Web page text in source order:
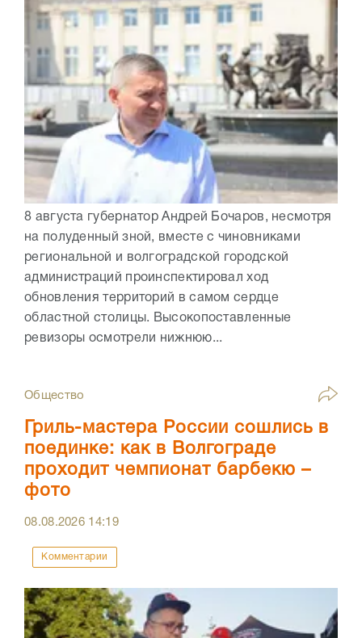
8 августа губернатор Андрей Бочаров, несмотря
на полуденный зной, вместе с чиновниками
региональной и волгоградской городской
администраций проинспектировал ход
обновления территорий в самом сердце
областной столицы. Высокопоставленные
ревизоры осмотрели нижнюю...
Общество
Гриль-мастера России сошлись в
поединке: как в Волгограде
проходит чемпионат барбекю –
фото
08.08.2026 14:19
Комментарии